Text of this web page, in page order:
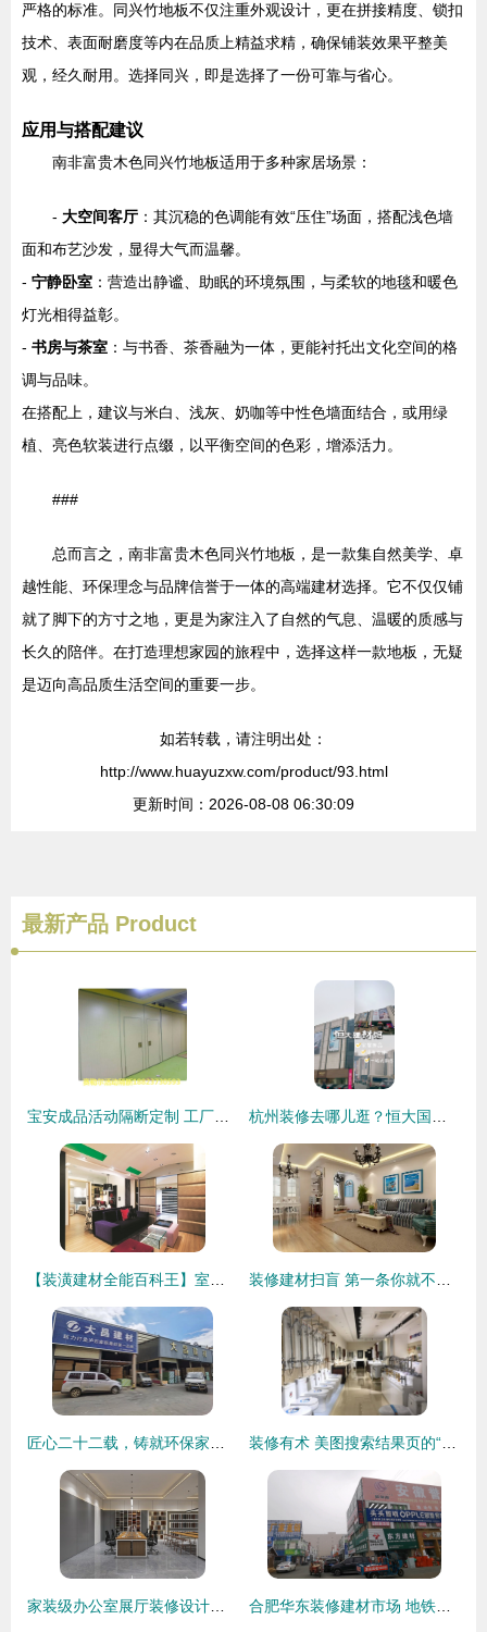
严格的标准。同兴竹地板不仅注重外观设计，更在拼接精度、锁扣
技术、表面耐磨度等内在品质上精益求精，确保铺装效果平整美
观，经久耐用。选择同兴，即是选择了一份可靠与省心。
应用与搭配建议
南非富贵木色同兴竹地板适用于多种家居场景：
- 大空间客厅 ：其沉稳的色调能有效“压住”场面，搭配浅色墙
面和布艺沙发，显得大气而温馨。
- 宁静卧室 ：营造出静谧、助眠的环境氛围，与柔软的地毯和暖色
灯光相得益彰。
- 书房与茶室 ：与书香、茶香融为一体，更能衬托出文化空间的格
调与品味。
在搭配上，建议与米白、浅灰、奶咖等中性色墙面结合，或用绿
植、亮色软装进行点缀，以平衡空间的色彩，增添活力。
###
总而言之，南非富贵木色同兴竹地板，是一款集自然美学、卓
越性能、环保理念与品牌信誉于一体的高端建材选择。它不仅仅铺
就了脚下的方寸之地，更是为家注入了自然的气息、温暖的质感与
长久的陪伴。在打造理想家园的旅程中，选择这样一款地板，无疑
是迈向高品质生活空间的重要一步。
如若转载，请注明出处：
http://www.huayuzxw.com/product/93.html
更新时间：2026-08-08 06:30:09
最新产品 Product